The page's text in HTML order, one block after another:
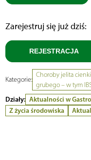
Zarejestruj się już dziś:
REJESTRACJA
Kategorie:
Choroby jelita
grubego – w tym
Działy: Aktualności w
Z życia środowiska